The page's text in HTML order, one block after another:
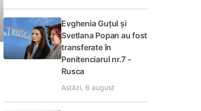
Evghenia Guțul și
Svetlana Popan au fost
transferate în
Penitenciarul nr.7 -
Rusca
Astăzi, 6 august